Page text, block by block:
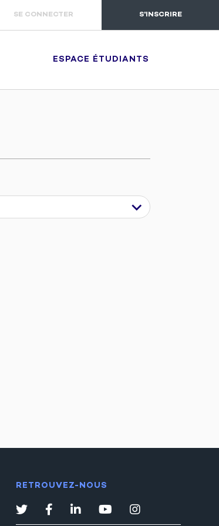
SE CONNECTER S'INSCRIRE
ESPACE ÉTUDIANTS
RETROUVEZ-NOUS